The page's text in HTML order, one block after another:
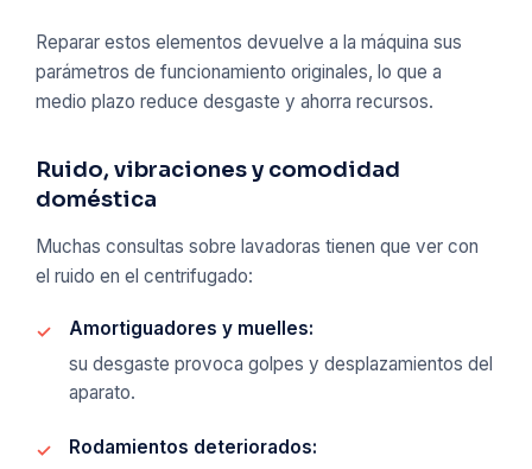
Reparar estos elementos devuelve a la máquina sus
parámetros de funcionamiento originales, lo que a
medio plazo reduce desgaste y ahorra recursos.
Ruido, vibraciones y comodidad
doméstica
Muchas consultas sobre lavadoras tienen que ver con
el ruido en el centrifugado:
Amortiguadores y muelles:
su desgaste provoca golpes y desplazamientos del
aparato.
Rodamientos deteriorados: